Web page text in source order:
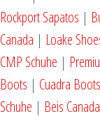
Rockport Sapatos |
Canada | Loake
CMP Schuhe |
Boots | Cuadra Boots
Schuhe | Beis Canada